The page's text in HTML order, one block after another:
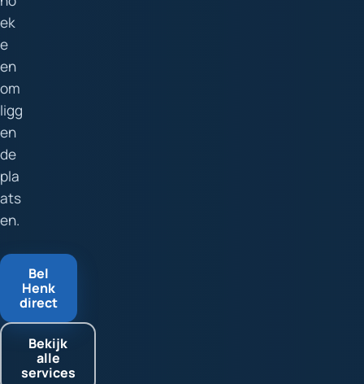
ek
e
en
om
ligg
en
de
pla
ats
en.
Bel
Henk
direct
Bekijk
alle
services